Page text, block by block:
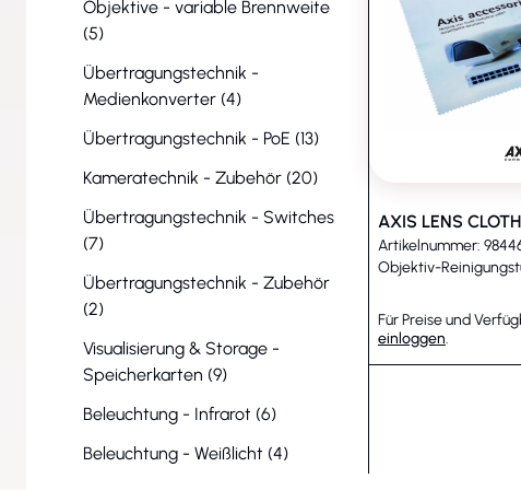
vollständiger Dunkelheit zuverlässig naturgetreue Farben
P-Iris für Bilder mit besserem Kontrast, besserer Klarheit,
hinaus ermöglicht OptimizedIR eine Überwachung in völliger
Stoßerkennung und Manipulationsalarm werden Sie
Kamera zu manipulieren.
Schutz der Integrität des Geräts ab Werk und zur
vertrauliche Informationen. Sie basiert auf einem Axis
Deep Learning Processing Unit (DLPU), sodass Sie
Analysefunktionen am Edge ausführen können. So lassen
Menschen, Fahrzeuge und Fahrzeugtypen erkennen und
die Verarbeitung und die Speicherfähigkeiten weiter
Daten als bisher erfassen und analysieren – Edge-basiert.
aufgezeichnetem Videomaterial zur Verfügung.
Objektive - variable Brennweite
(5)
Übertragungstechnik -
Medienkonverter (4)
Übertragungstechnik - PoE (13)
Kameratechnik - Zubehör (20)
Übertragungstechnik - Switches
(7)
Übertragungstechnik - Zubehör
(2)
Visualisierung & Storage -
Speicherkarten (9)
Beleuchtung - Infrarot (6)
Beleuchtung - Weißlicht (4)
AXIS LENS
Artikelnummer:
Objektiv-
Für Preise und
einloggen.